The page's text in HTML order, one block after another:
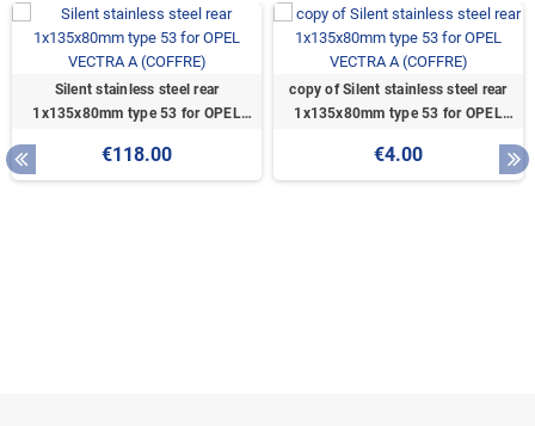
Silent stainless steel rear
1x135x80mm type 53 for OPEL
€118.00
copy of Silent stainless steel rear
1x135x80mm type 53 for OPEL
€4.00